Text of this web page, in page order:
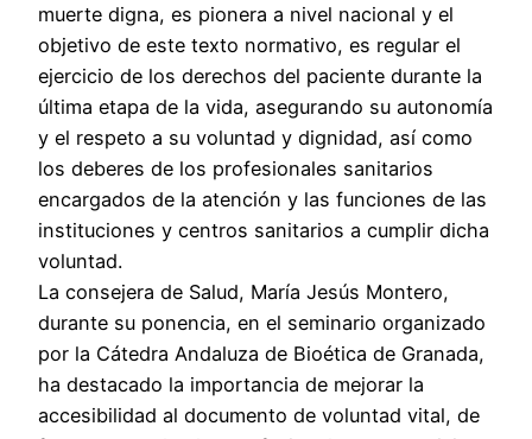
muerte digna, es pionera a nivel nacional y el
objetivo de este texto normativo, es regular el
ejercicio de los derechos del paciente durante la
última etapa de la vida, asegurando su autonomía
y el respeto a su voluntad y dignidad, así como
los deberes de los profesionales sanitarios
encargados de la atención y las funciones de las
instituciones y centros sanitarios a cumplir dicha
voluntad.
La consejera de Salud, María Jesús Montero,
durante su ponencia, en el seminario organizado
por la Cátedra Andaluza de Bioética de Granada,
ha destacado la importancia de mejorar la
accesibilidad al documento de voluntad vital, de